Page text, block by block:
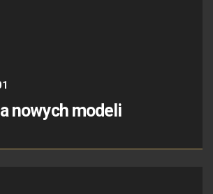
nowych modeli